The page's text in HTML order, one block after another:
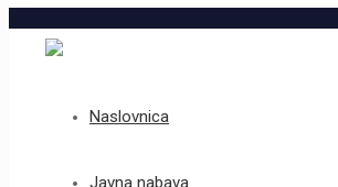
Naslovnica
Javna nabava